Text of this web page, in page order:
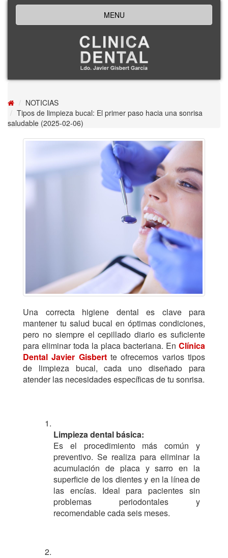
MENU
NOTICIAS
Tipos de limpieza bucal: El primer paso hacia una sonrisa
saludable (2025-02-06)
Una correcta higiene dental es clave para
mantener tu salud bucal en óptimas condiciones,
pero no siempre el cepillado diario es suficiente
para eliminar toda la placa bacteriana. En Clínica
Dental Javier Gisbertte ofrecemos varios tipos
de limpieza bucal, cada uno diseñado para
atender las necesidades específicas de tu sonrisa.
Limpieza dental básica:
Es el procedimiento más común y
preventivo. Se realiza para eliminar la
acumulación de placa y sarro en la
superficie de los dientes y en la línea de
las encías. Ideal para pacientes sin
problemas periodontales y
recomendable cada seis meses.